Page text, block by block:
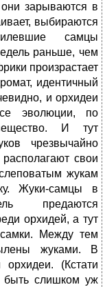
зарываются в
выбираются
самцы
раньше, чем
произрастает
идентичный
и орхидеи
эволюции, по
И тут
чрезвычайно
свои
жукам
Жуки-самцы в
предаются
орхидей, а тут
Между тем
жуками. В
(Кстати
быть слишком уж